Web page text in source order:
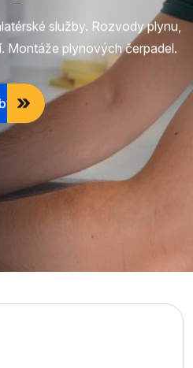
služby. Rozvody plynu,
Montáže plynových čerpadel.